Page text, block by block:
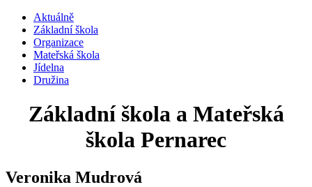
Aktuálně
Základní škola
Organizace
Mateřská škola
Jídelna
Družina
Základní škola a Mateřská
škola Pernarec
Veronika Mudrová